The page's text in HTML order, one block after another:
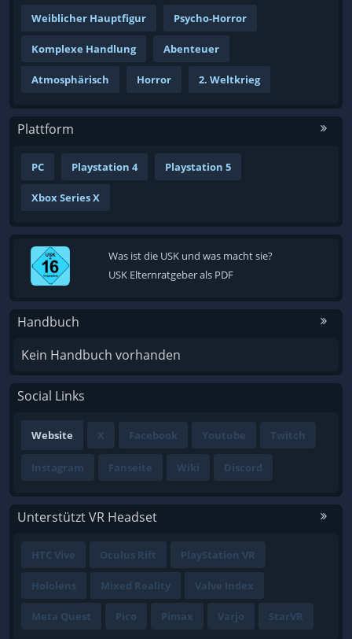
Weiblicher Hauptfigur Psycho-Horror
Komplexe Handlung Abenteuer
Atmosphärisch Horror 2. Weltkrieg
Plattform
PC Playstation 4 Playstation 5
Xbox Series X
Was ist die USK und was macht sie?
USK Elternratgeber als PDF
Handbuch
Kein Handbuch vorhanden
Social Links
Website X Facebook Youtube Twitch
Instagram Fanseite Wiki Discord
Unterstützt VR Headset
HTC Vive Oculus Rift PlayStation VR
Hololens Mixed Reality Valve Index
Meta Quest Pico Pimax Varjo StarVR